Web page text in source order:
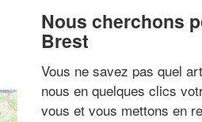
Nous cherchons
Brest
Vous ne savez pas quel
nous en quelques clics
vous et vous mettons en